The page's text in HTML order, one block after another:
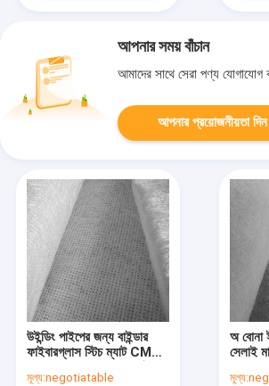
আপনার সময় বাঁচান
আমাদের সাথে সেরা পণ্য
আপনার প্রয়োজনীয়তা দিন
উইন্ডিং পাইপের জন্য বাইন্ডার
ফাইবারগ্লাস স্টিচ ম্যাট CMK
মূল্য:negotiatable
অ বোনা
সেলাই
মূল্য: